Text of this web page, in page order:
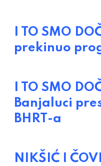
I TO SMO
prekinuo
I TO SMO
Banjaluci
BHRT-a
NIKŠIĆ I